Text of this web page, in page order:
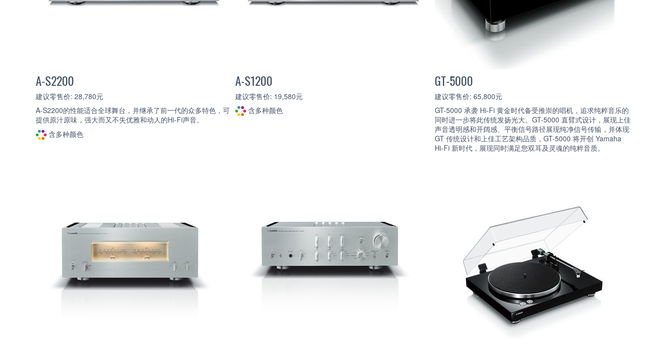
A-S2200
建议零售价: 28,780元
A-S2200的性能适合全球舞台，并继承了前一代的众多特色，可
提供原汁原味，强大而又不失优雅和动人的Hi-Fi声音。
含多种颜色
A-S1200
建议零售价: 19,580元
含多种颜色
GT-5000
建议零售价: 65,800元
GT-5000 承袭 Hi-Fi 黄金时代备受推崇的唱机，追求纯粹音乐的
同时进一步将此传统发扬光大。GT-5000 直臂式设计，展现上佳
声音透明感和开阔感、平衡信号路径展现纯净信号传输，并体现
GT 传统设计和上佳工艺架构品质，GT-5000 将开创 Yamaha
Hi-Fi 新时代，展现同时满足您双耳及灵魂的纯粹音质。